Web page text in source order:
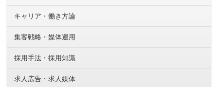
キャリア・働き方論
集客戦略・媒体運用
採用手法・採用知識
求人広告・求人媒体